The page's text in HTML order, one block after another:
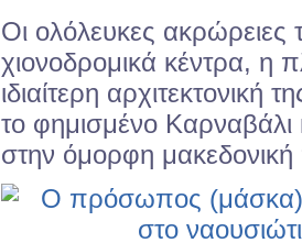
Οι ολόλευκες ακρώρειες
χιονοδρομικά κέντρα, η
ιδιαίτερη
το φημισμένο
στην όμορφη μακεδονική